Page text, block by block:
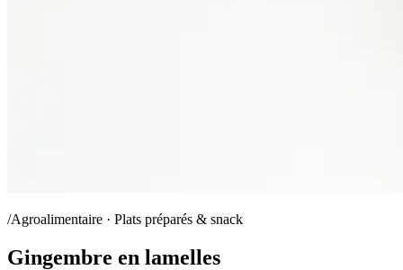
/Agroalimentaire · Plats préparés & snack
Gingembre en lamelles